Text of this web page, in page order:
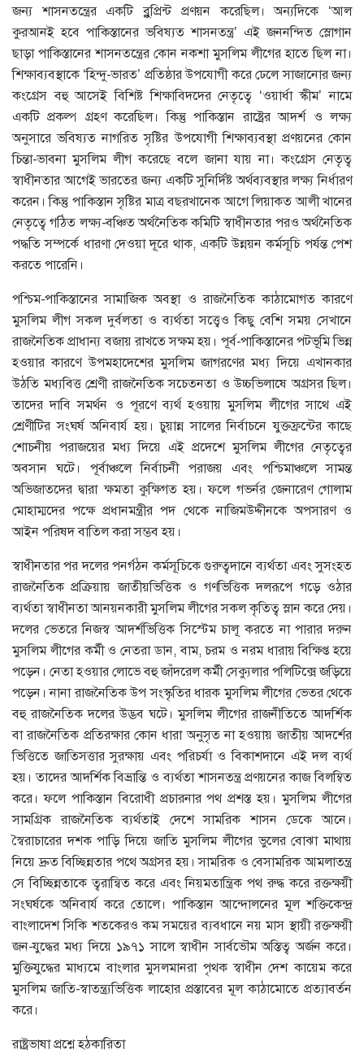
জন্য শাসনতন্ত্রের একটি ব্লুপ্রিন্ট প্রণয়ন করেছিল। অন্যদিকে ‘আল
কুরআনই হবে পাকিস্তানের ভবিষ্যত শাসনতন্ত্র’ এই জননন্দিত স্লোগান
ছাড়া পাকিস্তানের শাসনতন্ত্রের কোন নকশা মুসলিম লীগের হাতে ছিল না।
শিক্ষাব্যবস্থাকে ‘হিন্দু-ভারত’ প্রতিষ্ঠার উপযোগী করে ঢেলে সাজানোর জন্য
কংগ্রেস বহু আসেই বিশিষ্ট শিক্ষাবিদদের নেতৃত্বে ‘ওয়ার্ধা স্কীম’ নামে
একটি প্রকল্প গ্রহণ করেছিল। কিন্তু পাকিস্তান রাষ্ট্রের আদর্শ ও লক্ষ্য
অনুসারে ভবিষ্যত নাগরিত সৃষ্টির উপযোগী শিক্ষাব্যবস্থা প্রণয়নের কোন
চিন্তা-ভাবনা মুসলিম লীগ করেছে বলে জানা যায় না। কংগ্রেস নেতৃত্ব
স্বাধীনতার আগেই ভারতের জন্য একটি সুনির্দিষ্ট অর্থব্যবস্থার লক্ষ্য নির্ধারণ
করেন। কিন্তু পাকিস্তান সৃষ্টির মাত্র বছরখানেক আগে লিয়াকত আলী খানের
নেতৃত্বে গঠিত লক্ষ্য-বঞ্চিত অর্থনৈতিক কমিটি স্বাধীনতার পরও অর্থনৈতিক
পদ্ধতি সম্পর্কে ধারণা দেওয়া দূরে থাক, একটি উন্নয়ন কর্মসূচি পর্যন্ত পেশ
করতে পারেনি।
পশ্চিম-পাকিস্তানের সামাজিক অবস্থা ও রাজনৈতিক কাঠামোগত কারণে
মুসলিম লীগ সকল দুর্বলতা ও ব্যর্থতা সত্ত্বেও কিছু বেশি সময় সেখানে
রাজনৈতিক প্রাধান্য বজায় রাখতে সক্ষম হয়। পূর্ব-পাকিস্তানের পটভূমি ভিন্ন
হওয়ার কারণে উপমহাদেশের মুসলিম জাগরণের মধ্য দিয়ে এখানকার
উঠতি মধ্যবিত্ত শ্রেণী রাজনৈতিক সচেতনতা ও উচ্চভিলাষে অগ্রসর ছিল।
তাদের দাবি সমর্থন ও পূরণে ব্যর্থ হওয়ায় মুসলিম লীগের সাথে এই
শ্রেণীটির সংঘর্ষ অনিবার্য হয়। চুয়ান্ন সালের নির্বাচনে যুক্তফ্রন্টের কাছে
শোচনীয় পরাজয়ের মধ্য দিয়ে এই প্রদেশে মুসলিম লীগের নেতৃত্বের
অবসান ঘটে। পূর্বাঞ্চলে নির্বাচনী পরাজয় এবং পশ্চিমাঞ্চলে সামন্ত
অভিজাতদের দ্বারা ক্ষমতা কুক্ষিগত হয়। ফলে গভর্নর জেনারেণ গোলাম
মোহাম্মদের পক্ষে প্রধানমন্ত্রীর পদ থেকে নাজিমউদ্দীনকে অপসারণ ও
আইন পরিষদ বাতিল করা সম্ভব হয়।
স্বাধীনতার পর দলের পনর্গঠন কর্মসূচিকে গুরুত্বদানে ব্যর্থতা এবং সুসংহত
রাজনৈতিক প্রক্রিয়ায় জাতীয়ভিত্তিক ও গণভিত্তিক দলরূপে গড়ে ওঠার
ব্যর্থতা স্বাধীনতা আনয়নকারী মুসলিম লীগের সকল কৃতিত্ব স্লান করে দেয়।
দলের ভেতরে নিজস্ব আদর্শভিত্তিক সিস্টেম চালূ করতে না পারার দরুন
মুসলিম লীগের কর্মী ও নেতরা ডান, বাম, চরম ও নরম ধারায় বিক্ষিপ্ত হয়ে
পড়েন। নেতা হওয়ার লোভে বহু জাঁদরেল কর্মী সেক্যুলার পলিটিক্সে জড়িয়ে
পড়েন। নানা রাজনৈতিক উপ সংস্কৃতির ধারক মুসলিম লীগের ভেতর থেকে
বহু রাজনৈতিক দলের উদ্ভব ঘটে। মুসলিম লীগের রাজনীতিতে আদর্শিক
বা রাজনৈতিক প্রতিরক্ষার কোন ধারা অনুসৃত না হওয়ায় জাতীয় আদর্শের
ভিত্তিতে জাতিসত্তার সুরক্ষায় এবং পরিচর্যা ও বিকাশদানে এই দল ব্যর্থ
হয়। তাদের আদর্শিক বিভ্রান্তি ও ব্যর্থতা শাসনতন্ত্র প্রণয়নের কাজ বিলম্বিত
করে। ফলে পাকিস্তান বিরোধী প্রচারনার পথ প্রশস্ত হয়। মুসলিম লীগের
সামগ্রিক রাজনৈতিক ব্যর্থতাই দেশে সামরিক শাসন ডেকে আনে।
স্বৈরাচারের দশক পাড়ি দিয়ে জাতি মুসলিম লীগের ভুলের বোঝা মাথায়
নিয়ে দ্রুত বিচ্ছিন্নতার পথে অগ্রসর হয়। সামরিক ও বেসামরিক আমলাতন্ত্র
সে বিচ্ছিন্নতাকে ত্বরান্বিত করে এবং নিয়মতান্ত্রিক পথ রুদ্ধ করে রক্তক্ষয়ী
সংঘর্ষকে অনিবার্য করে তোলে। পাকিস্তান আন্দোলনের মূল শক্তিকেন্দ্র
বাংলাদেশ সিকি শতকেরও কম সময়ের ব্যবধানে নয় মাস স্থায়ী রক্তক্ষয়ী
জন-যুদ্ধের মধ্য দিয়ে ১৯৭১ সালে স্বাধীন সার্বভৌম অস্তিত্ব অর্জন করে।
মুক্তিযুদ্ধের মাধ্যমে বাংলার মুসলমানরা পৃথক স্বাধীন দেশ কায়েম করে
মুসলিম জাতি-স্বাতন্ত্র্যভিত্তিক লাহোর প্রস্তাবের মূল কাঠামোতে প্রত্যাবর্তন
করে।
রাষ্ট্রভাষা প্রশ্নে হঠকারিতা